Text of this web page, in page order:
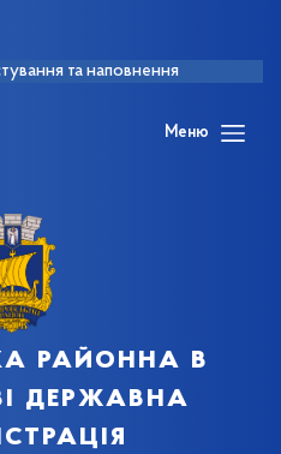
та наповнення
Меню
районна в
державна